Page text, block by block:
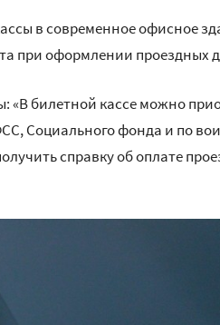
в современное офисное
при оформлении проездных
«В билетной кассе можно
Социального фонда и по
справку об оплате